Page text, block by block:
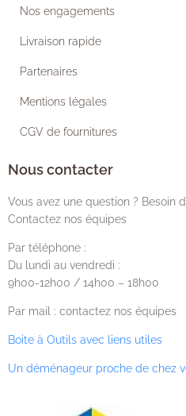
Nos engagements
Livraison rapide
Partenaires
Mentions légales
CGV de fournitures
Nous contacter
Vous avez une question ? Besoin
Contactez nos équipes
Par téléphone :
Du lundi au vendredi :
9h00-12h00 / 14h00 – 18h00
Par mail : contactez nos équipes
Boite à Outils avec liens utiles
Un déménageur proche de chez